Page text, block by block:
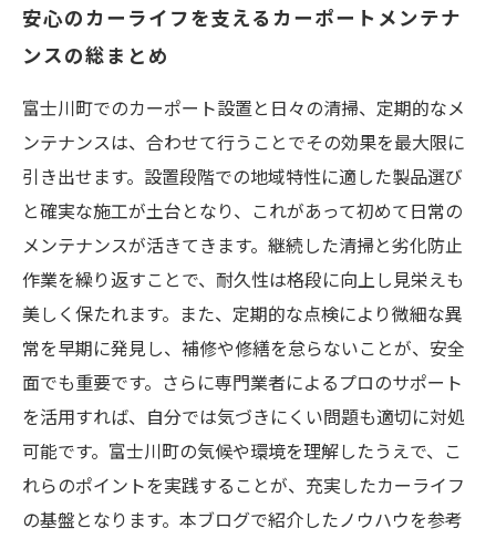
安心のカーライフを支えるカーポートメンテナ
ンスの総まとめ
富士川町でのカーポート設置と日々の清掃、定期的なメ
ンテナンスは、合わせて行うことでその効果を最大限に
引き出せます。設置段階での地域特性に適した製品選び
と確実な施工が土台となり、これがあって初めて日常の
メンテナンスが活きてきます。継続した清掃と劣化防止
作業を繰り返すことで、耐久性は格段に向上し見栄えも
美しく保たれます。また、定期的な点検により微細な異
常を早期に発見し、補修や修繕を怠らないことが、安全
面でも重要です。さらに専門業者によるプロのサポート
を活用すれば、自分では気づきにくい問題も適切に対処
可能です。富士川町の気候や環境を理解したうえで、こ
れらのポイントを実践することが、充実したカーライフ
の基盤となります。本ブログで紹介したノウハウを参考